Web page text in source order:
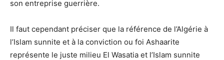
son entreprise guerrière.
Il faut cependant préciser que la référence de l’Algérie à
l’Islam sunnite et à la conviction ou foi Ashaarite
représente le juste milieu El Wasatia et l’Islam sunnite